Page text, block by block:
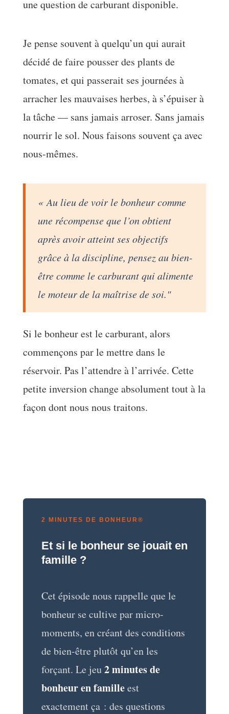
une question de carburant disponible.
Je pense souvent à quelqu’un qui aurait
décidé de faire pousser des plants de
tomates, et qui passerait ses journées à
arracher les mauvaises herbes, à s’épuiser à
la tâche — sans jamais arroser. Sans jamais
nourrir le sol. Nous faisons souvent ça avec
nous-mêmes.
« Au lieu de voir le bonheur comme
une récompense que l’on obtient
après avoir atteint ses objectifs
grâce à la discipline, pensez au bien-
être comme le carburant qui alimente
le moteur de la maîtrise de soi."
Si le bonheur est le carburant, alors
commençons par le mettre dans le
réservoir. Pas l’attendre à l’arrivée. Cette
petite inversion change absolument tout à la
façon dont nous nous traitons.
2 MINUTES DE BONHEUR®
Et si le bonheur se jouait en
famille ?
Cet épisode nous rappelle que le
bonheur se cultive par micro-
moments, en créant des conditions
de bien-être plutôt qu’en les
forçant. Le jeu2 minutes de
bonheur en familleest
exactement ça : des questions